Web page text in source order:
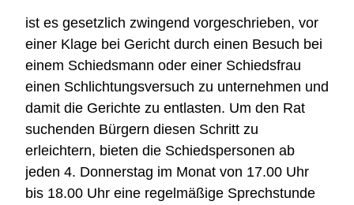
ist es gesetzlich zwingend vorgeschrieben, vor
einer Klage bei Gericht durch einen Besuch bei
einem Schiedsmann oder einer Schiedsfrau
einen Schlichtungsversuch zu unternehmen und
damit die Gerichte zu entlasten. Um den Rat
suchenden Bürgern diesen Schritt zu
erleichtern, bieten die Schiedspersonen ab
jeden 4. Donnerstag im Monat von 17.00 Uhr
bis 18.00 Uhr eine regelmäßige Sprechstunde